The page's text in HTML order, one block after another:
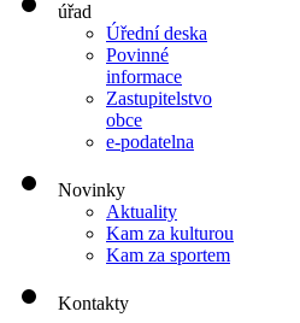
úřad
Úřední deska
Povinné
informace
Zastupitelstvo
obce
e-podatelna
Novinky
Aktuality
Kam za kulturou
Kam za sportem
Kontakty